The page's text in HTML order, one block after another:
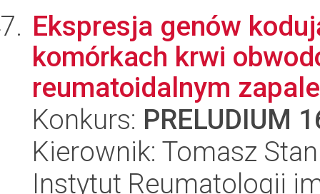
Ekspresja genów
komórkach krwi
reumatoidalnym
Konkurs: PRELUDIUM
Kierownik: Tomasz
Instytut Reumatologii